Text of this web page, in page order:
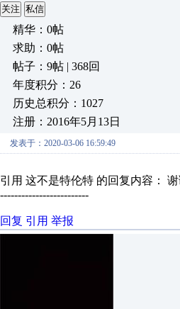
关注 私信
精华：0帖
求助：0帖
帖子：9帖 | 368回
年度积分：26
历史总积分：1027
注册：2016年5月13日
发表于：2020-03-06 16:59:49
引用 这不是特伦特 的回复内容：
-------------------------
回复 引用 举报